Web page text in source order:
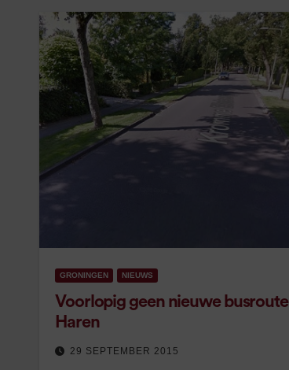
GRONINGEN NIEUWS
Voorlopig geen nieuwe busroute
Haren
29 SEPTEMBER 2015